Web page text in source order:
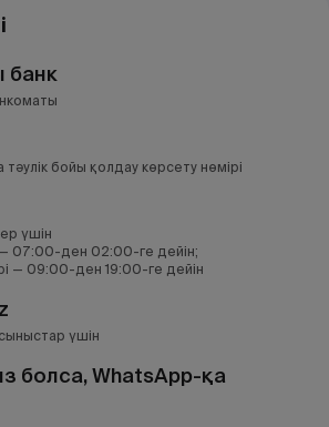
банк
тәулік бойы қолдау көрсету нөмірі
үшін
07:00-ден 02:00-ге дейін;
— 09:00-ден 19:00-ге дейін
үшін
болса, WhatsApp-қа